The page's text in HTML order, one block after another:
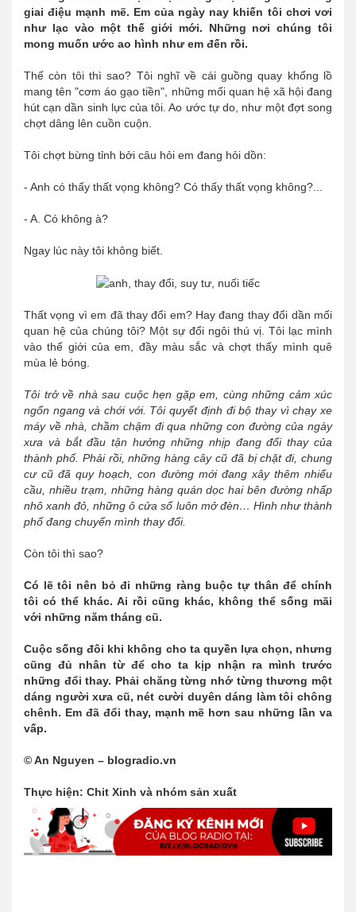
giai điệu mạnh mẽ. Em của ngày nay khiến tôi chơi vơi
như lạc vào một thế giới mới. Những nơi chúng tôi
mong muốn ước ao hình như em đến rồi.
Thế còn tôi thì sao? Tôi nghĩ về cái guồng quay khổng lồ
mang tên "cơm áo gạo tiền", những mối quan hệ xã hội đang
hút cạn dần sinh lực của tôi. Ao ước tự do, như một đợt song
chợt dâng lên cuồn cuộn.
Tôi chợt bừng tỉnh bởi câu hỏi em đang hỏi dồn:
- Anh có thấy thất vọng không? Có thấy thất vọng không?...
- A. Có không à?
Ngay lúc này tôi không biết.
Thất vọng vì em đã thay đổi em? Hay đang thay đổi dần mối
quan hệ của chúng tôi? Một sự đổi ngôi thú vị. Tôi lạc mình
vào thế giới của em, đầy màu sắc và chợt thấy mình quê
mùa lẻ bóng.
Tôi trở về nhà sau cuộc hẹn gặp em, cùng những cảm xúc
ngổn ngang và chới với. Tôi quyết định đi bộ thay vì chạy xe
máy về nhà, chầm chậm đi qua những con đường của ngày
xưa và bắt đầu tận hưởng những nhịp đang đổi thay của
thành phố. Phải rồi, những hàng cây cũ đã bị chặt đi, chung
cư cũ đã quy hoạch, con đường mới đang xây thêm nhiểu
cầu, nhiều trạm, những hàng quán dọc hai bên đường nhấp
nhô xanh đỏ, những ô cửa sổ luôn mở đèn… Hình như thành
phố đang chuyển mình thay đổi.
Còn tôi thì sao?
Có lẽ tôi nên bỏ đi những ràng buộc tự thân để chính
tôi có thể khác. Ai rồi cũng khác, không thể sống mãi
với những năm tháng cũ.
Cuộc sống đôi khi không cho ta quyền lựa chọn, nhưng
cũng đủ nhân từ để cho ta kịp nhận ra mình trước
những đổi thay. Phải chăng từng nhớ từng thương một
dáng người xưa cũ, nét cười duyên dáng làm tôi chông
chênh. Em đã đổi thay, mạnh mẽ hơn sau những lần va
vấp.
© An Nguyen – blogradio.vn
Thực hiện: Chit Xinh và nhóm sản xuất